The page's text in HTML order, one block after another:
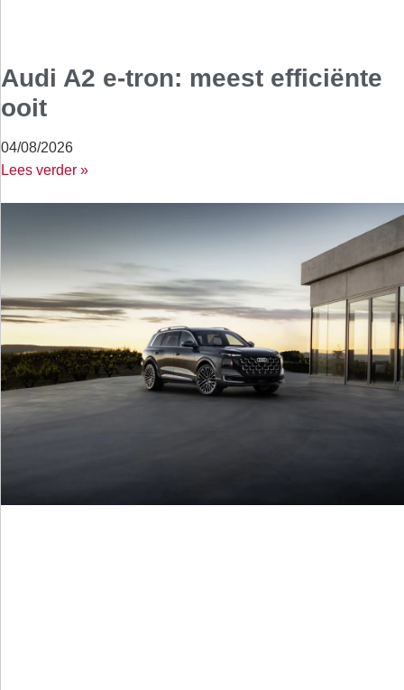
Audi A2 e-tron: meest efficiënte
ooit
04/08/2026
Lees verder »